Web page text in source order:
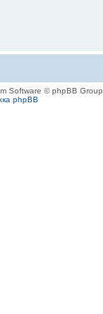
Software © phpBB Group
phpBB